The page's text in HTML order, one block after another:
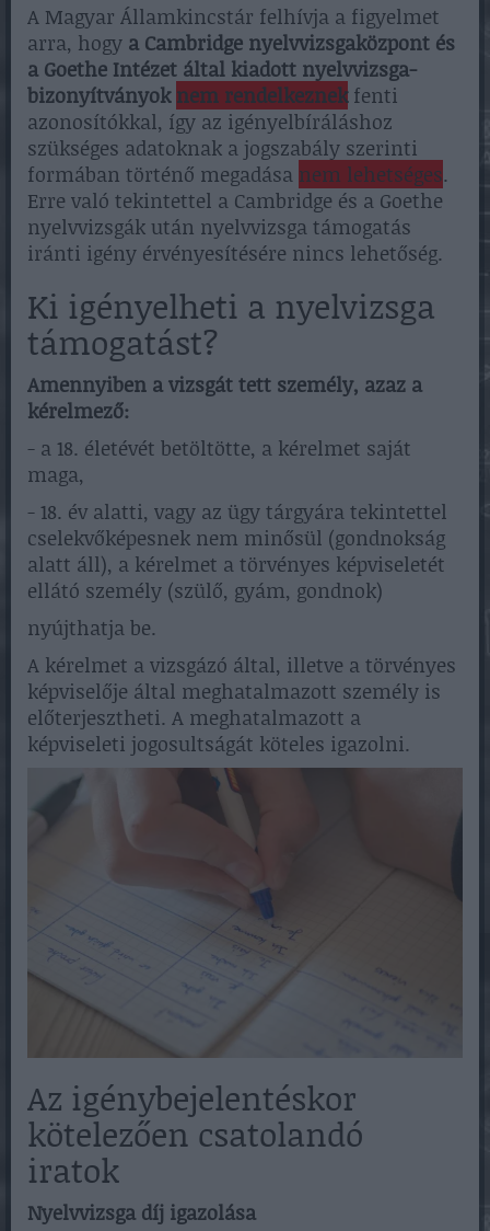
A Magyar Államkincstár felhívja a figyelmet
arra, hogy a Cambridge nyelvvizsgaközpont és
a Goethe Intézet által kiadott nyelvvizsga-
bizonyítványoknem rendelkeznekfenti
azonosítókkal, így az igényelbíráláshoz
szükséges adatoknak a jogszabály szerinti
formában történő megadása nem lehetséges.
Erre való tekintettel a Cambridge és a Goethe
nyelvvizsgák után nyelvvizsga támogatás
iránti igény érvényesítésére nincs lehetőség.
Ki igényelheti a nyelvizsga
támogatást?
Amennyiben a vizsgát tett személy, azaz a
kérelmező:
- a 18. életévét betöltötte, a kérelmet saját
maga,
- 18. év alatti, vagy az ügy tárgyára tekintettel
cselekvőképesnek nem minősül (gondnokság
alatt áll), a kérelmet a törvényes képviseletét
ellátó személy (szülő, gyám, gondnok)
nyújthatja be.
A kérelmet a vizsgázó által, illetve a törvényes
képviselője által meghatalmazott személy is
előterjesztheti. A meghatalmazott a
képviseleti jogosultságát köteles igazolni.
Az igénybejelentéskor
kötelezően csatolandó
iratok
Nyelvvizsga díj igazolása